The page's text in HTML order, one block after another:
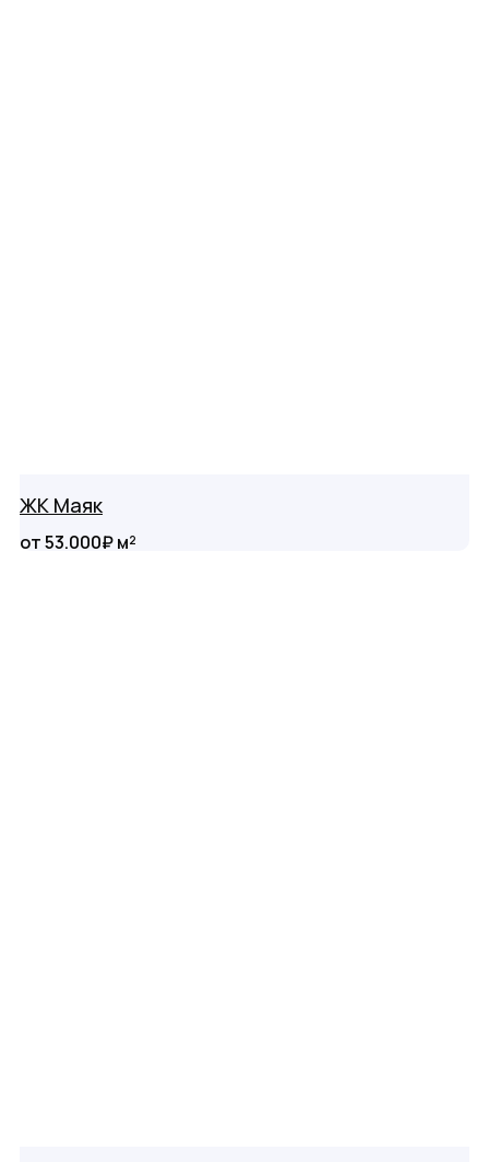
ЖК Маяк
от 53.000₽ м²